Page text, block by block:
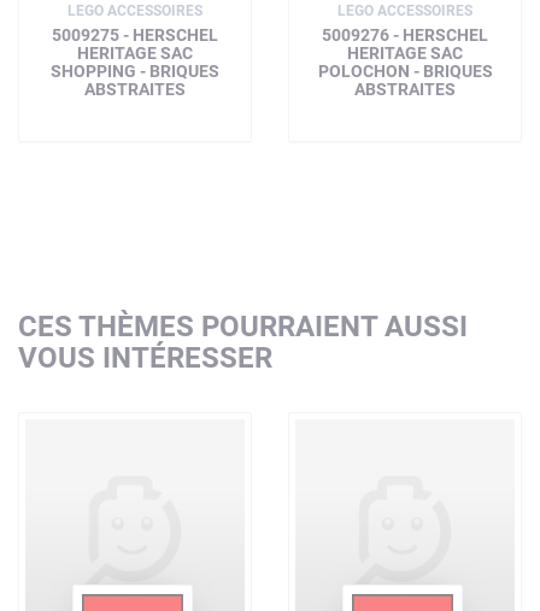
LEGO ACCESSOIRES
5009275 - HERSCHEL
HERITAGE SAC
SHOPPING - BRIQUES
ABSTRAITES
LEGO ACCESSOIRES
5009276 - HERSCHEL
HERITAGE SAC
POLOCHON - BRIQUES
ABSTRAITES
CES THÈMES POURRAIENT AUSSI
VOUS INTÉRESSER